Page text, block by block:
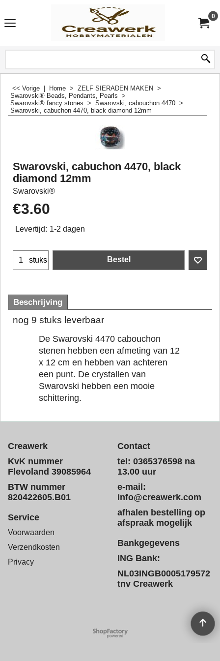
0
<< Vorige Home > ZELF SIERADEN MAKEN >
Swarovski® Beads, Pendants, Pearls >
Swarovski® fancy stones > Swarovski, cabouchon 4470 >
Swarovski, cabuchon 4470, black diamond 12mm
Swarovski, cabuchon 4470, black
diamond 12mm
Swarovski®
€3.60
Levertijd: 1-2 dagen
stuks Bestel
Beschrijving
nog 9 stuks leverbaar
De Swarovski 4470 cabouchon
stenen hebben een afmeting van 12
x 12 cm en hebben van achteren
een punt. De crystallen van
Swarovski hebben een mooie
schittering.
Creawerk
KvK nummer
Flevoland 39085964
BTW nummer
820422605.B01
Contact
tel: 0365376598 na
13.00 uur
e-mail:
info@creawerk.com
afhalen bestelling op
afspraak mogelijk
Service
Voorwaarden
Verzendkosten
Privacy
Bankgegevens
ING Bank:
NL03INGB0005179572
tnv Creawerk
Webwinkel gemaakt met
ShopFactory webwinkel